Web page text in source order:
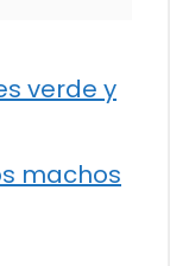
verde y
machos